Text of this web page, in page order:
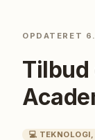
OPDATERET
Tilbud
💻